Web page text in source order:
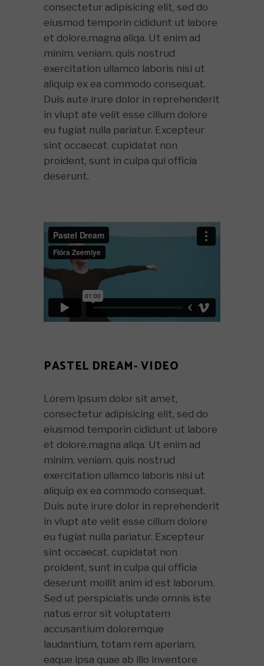
consectetur adipisicing elit, sed do
eiusmod temporin cididunt ut labore
et dolore.magna aliqa. Ut enim ad
minim. veniam. quis nostrud
exercitation ullamco laboris nisi ut
aliquip ex ea commodo consequat.
Duis aute irure dolor in reprehenderit
in vlupt ate velit esse cillum dolore
eu fugiat nulla pariatur. Excepteur
sint occaecat. cupidatat non
proident, sunt in culpa qui officia
deserunt.
PASTEL DREAM- VIDEO
Lorem ipsum dolor sit amet,
consectetur adipisicing elit, sed do
eiusmod temporin cididunt ut labore
et dolore.magna aliqa. Ut enim ad
minim. veniam. quis nostrud
exercitation ullamco laboris nisi ut
aliquip ex ea commodo consequat.
Duis aute irure dolor in reprehenderit
in vlupt ate velit esse cillum dolore
eu fugiat nulla pariatur. Excepteur
sint occaecat. cupidatat non
proident, sunt in culpa qui officia
deserunt mollit anim id est laborum.
Sed ut perspiciatis unde omnis iste
natus error sit voluptatem
accusantium doloremque
laudantium, totam rem aperiam,
eaque ipsa quae ab illo inventore